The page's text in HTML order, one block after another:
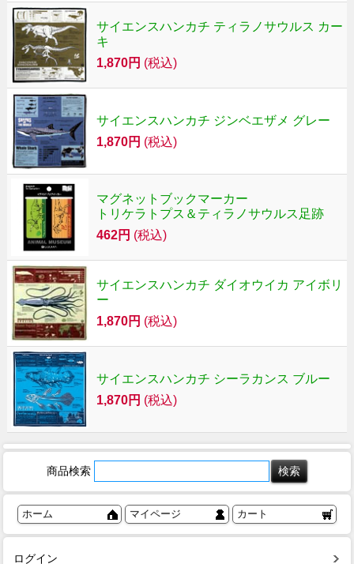
サイエンスハンカチ ティラノサウルス カー
キ
1,870円 (税込)
サイエンスハンカチ ジンベエザメ グレー
1,870円 (税込)
マグネットブックマーカー
トリケラトプス＆ティラノサウルス足跡
462円 (税込)
サイエンスハンカチ ダイオウイカ アイボリ
ー
1,870円 (税込)
サイエンスハンカチ シーラカンス ブルー
1,870円 (税込)
商品検索
ホーム マイページ カート
ログイン